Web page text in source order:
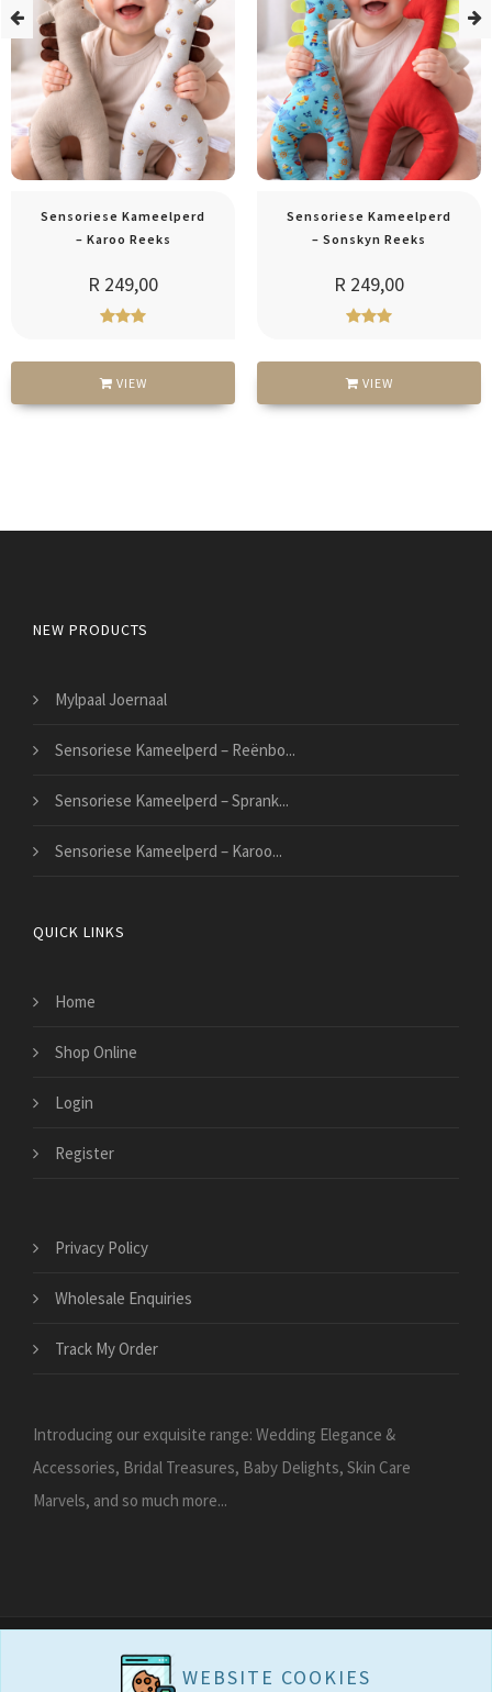
Sensoriese Kameelperd
– Karoo Reeks
R 249,00
VIEW
Sensoriese Kameelperd
– Sonskyn Reeks
R 249,00
VIEW
NEW PRODUCTS
Mylpaal Joernaal
Sensoriese Kameelperd – Reënbo...
Sensoriese Kameelperd – Sprank...
Sensoriese Kameelperd – Karoo...
QUICK LINKS
Home
Shop Online
Login
Register
Privacy Policy
Wholesale Enquiries
Track My Order
Introducing our exquisite range: Wedding Elegance &
Accessories, Bridal Treasures, Baby Delights, Skin Care
Marvels, and so much more...
Copyright 2026 Carries Collection - Gift Shop
WEBSITE COOKIES
WEBSITE COOKIES